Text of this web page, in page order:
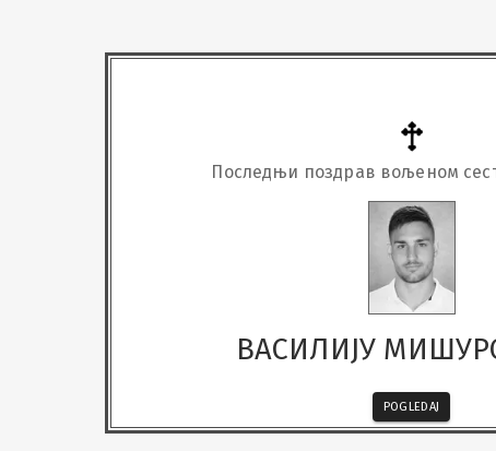
Последњи поздрав вољеном
ВАСИЛИЈУ
POGLEDAJ